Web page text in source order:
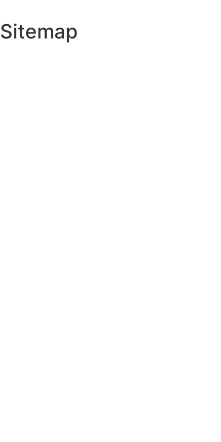
Sitemap